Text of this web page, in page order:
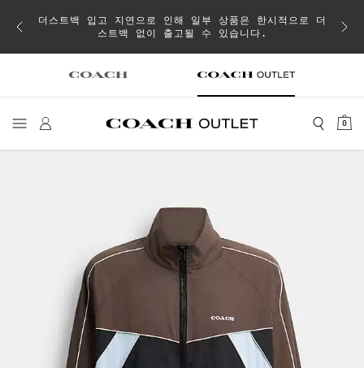
취소
더스트백 입고 지연으로 인해 일부 상품은 한시적으로 더
스트백 없이 출고될 수 있습니다.
0